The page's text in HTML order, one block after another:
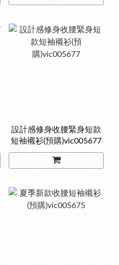
設計感修身收腰緊身短款
短袖襯衫(預購)vic005677